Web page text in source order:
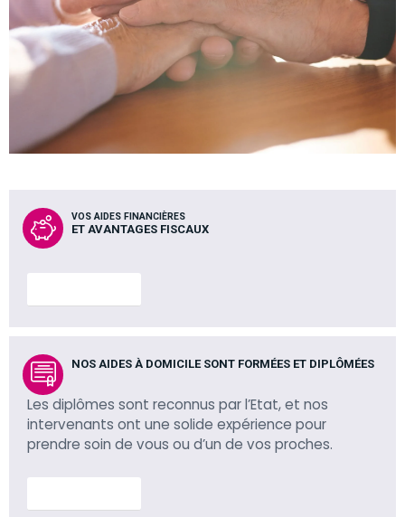
VOS AIDES FINANCIÈRES
ET AVANTAGES FISCAUX
NOS AIDES À DOMICILE SONT FORMÉES ET DIPLÔMÉES
Les diplômes sont reconnus par l’Etat, et nos
intervenants ont une solide expérience pour
prendre soin de vous ou d’un de vos proches.